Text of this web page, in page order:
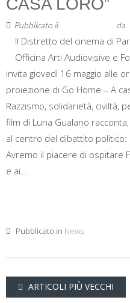
CASA LORO”
Pubblicato il da
Il Distretto del cinema di
Officina Arti Audiovisive e
invita giovedì 16 maggio alle
proiezione di Go Home – A
Razzismo, solidarietà, civiltà,
film di Luna Gualano
al centro del dibattito politico:
Avremo il piacere di ospitare
e ai...
Pubblicato in News
Navigazione
ARTICOLI PIÙ VECCHI